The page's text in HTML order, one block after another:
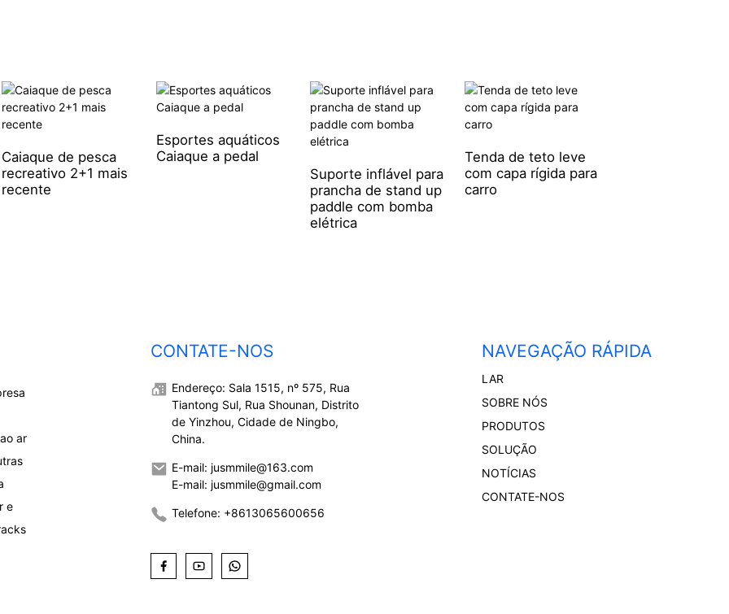
Caiaque de pesca
recreativo 2+1 mais
recente
Esportes aquáticos
Caiaque a pedal
Suporte inflável para
prancha de stand up
paddle com bomba
elétrica
Tenda de teto leve
com capa rígida para
carro
ar
e
CONTATE-NOS
Endereço: Sala 1515, nº 575, Rua
Tiantong Sul, Rua Shounan, Distrito
de Yinzhou, Cidade de Ningbo,
China.
E-mail: jusmmile@163.com
E-mail: jusmmile@gmail.com
Telefone: +8613065600656
NAVEGAÇÃO RÁPIDA
LAR
SOBRE NÓS
PRODUTOS
SOLUÇÃO
NOTÍCIAS
CONTATE-NOS